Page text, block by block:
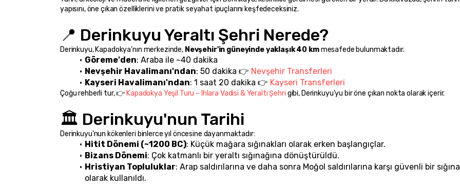
yapısını, öne çıkan özelliklerini ve pratik seyahat ipuçlarını keşfedeceksiniz.
📍 Derinkuyu Yeraltı Şehri Nerede?
Derinkuyu, Kapadokya'nın merkezinde, Nevşehir'in güneyinde yaklaşık 40 km mesafede bulunmaktadır.
Göreme'den: Araba ile ~40 dakika
Nevşehir Havalimanı'ndan: 50 dakika 👉 Nevşehir Transferleri
Kayseri Havalimanı'ndan: 1 saat 20 dakika 👉 Kayseri Transferleri
Çoğu rehberli tur, 👉 Kapadokya Yeşil Turu – Ihlara Vadisi & Yeraltı Şehri gibi, Derinkuyu'yu bir öne çıkan nokta olarak içerir.
🏛️ Derinkuyu'nun Tarihi
Derinkuyu'nun kökenleri binlerce yıl öncesine dayanmaktadır:
Hitit Dönemi (~1200 BC): Küçük mağara sığınakları olarak erken başlangıçlar.
Bizans Dönemi: Çok katmanlı bir yeraltı sığınağına dönüştürüldü.
Hristiyan Topluluklar: Arap saldırılarına ve daha sonra Moğol saldırılarına karşı güvenli bir
olarak kullanıldı.